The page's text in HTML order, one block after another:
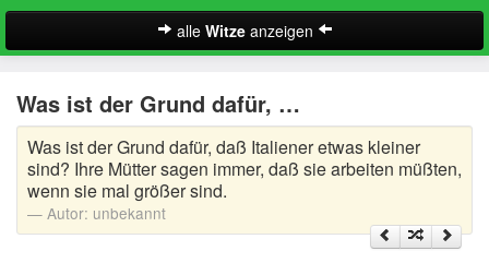
alle Witzeanzeigen
A-Klasse Witze
Akademiker Witze
Al Bundy Sprüche
Was ist der Grund dafür, …
Was ist der Grund dafür, daß Italiener etwas kleiner
sind? Ihre Mütter sagen immer, daß sie arbeiten müßten,
wenn sie mal größer sind.
Autor: unbekannt